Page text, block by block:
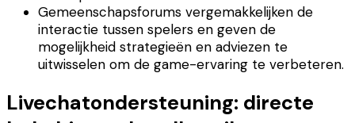
Gemeenschapsforums vergemakkelijken de
interactie tussen spelers en geven de
mogelijkheid strategieën en adviezen te
uitwisselen om de game-ervaring te verbeteren.
Livechatondersteuning: directe